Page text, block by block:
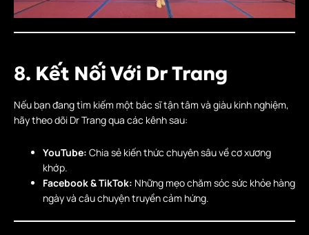
8. Kết Nối Với Dr Trang
Nếu bạn đang tìm kiếm một bác sĩ tận tâm và giàu kinh nghiệm,
hãy theo dõi Dr Trang qua các kênh sau:
YouTube: Chia sẻ kiến thức chuyên sâu về cơ xương
khớp.
Facebook & TikTok: Những mẹo chăm sóc sức khỏe hàng
ngày và câu chuyện truyền cảm hứng.